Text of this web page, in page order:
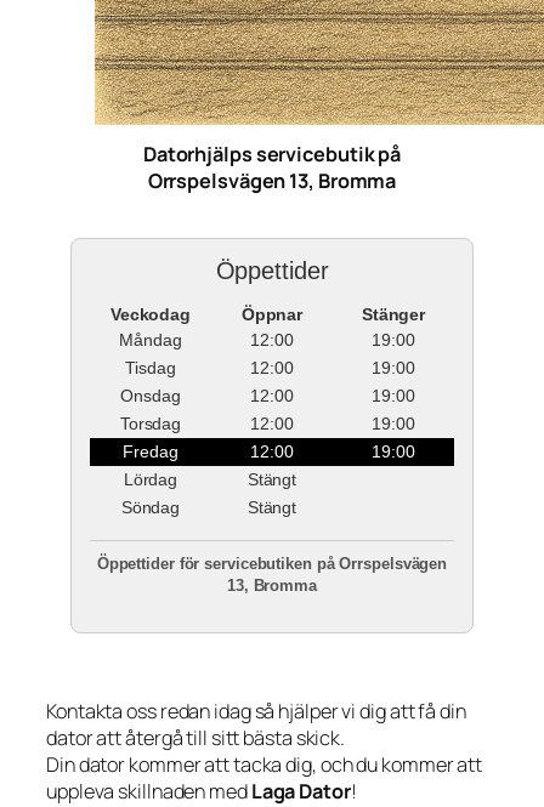
Datorhjälps servicebutik på
Orrspelsvägen 13, Bromma
Öppettider
Veckodag Öppnar
Stänger
Måndag
12:00
19:00
Tisdag
12:00
19:00
Onsdag
12:00
19:00
Torsdag
12:00
19:00
Fredag
12:00
19:00
Lördag
Stängt
Söndag
Stängt
Öppettider för servicebutiken på Orrspelsvägen
13, Bromma
Kontakta oss redan idag så hjälper vi dig att få din
dator att återgå till sitt bästa skick.
Din dator kommer att tacka dig, och du kommer att
uppleva skillnaden medLaga Dator!